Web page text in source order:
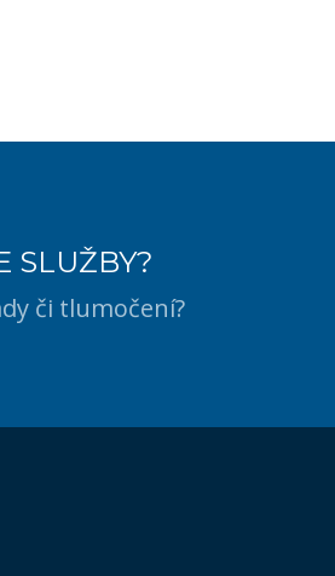
SLUŽBY?
či tlumočení?